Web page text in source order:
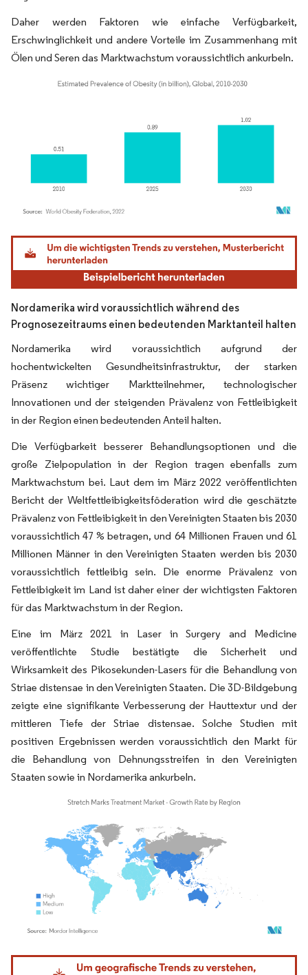
Daher werden Faktoren wie einfache Verfügbarkeit,
Erschwinglichkeit und andere Vorteile im Zusammenhang mit
Ölen und Seren das Marktwachstum voraussichtlich ankurbeln.
Bild © Mordor Intelligence. Wiederverwendung erfordert Namensnennung gemäß
Nordamerika wird voraussichtlich während des
Prognosezeitraums einen bedeutenden Marktanteil halten
Nordamerika wird voraussichtlich aufgrund der
hochentwickelten Gesundheitsinfrastruktur, der starken
Präsenz wichtiger Marktteilnehmer, technologischer
Innovationen und der steigenden Prävalenz von Fettleibigkeit
in der Region einen bedeutenden Anteil halten.
Die Verfügbarkeit besserer Behandlungsoptionen und die
große Zielpopulation in der Region tragen ebenfalls zum
Marktwachstum bei. Laut dem im März 2022 veröffentlichten
Bericht der Weltfettleibigkeitsföderation wird die geschätzte
Prävalenz von Fettleibigkeit in den Vereinigten Staaten bis 2030
voraussichtlich 47 % betragen, und 64 Millionen Frauen und 61
Millionen Männer in den Vereinigten Staaten werden bis 2030
voraussichtlich fettleibig sein. Die enorme Prävalenz von
Fettleibigkeit im Land ist daher einer der wichtigsten Faktoren
für das Marktwachstum in der Region.
Eine im März 2021 in Laser in Surgery and Medicine
veröffentlichte Studie bestätigte die Sicherheit und
Wirksamkeit des Pikosekunden-Lasers für die Behandlung von
Striae distensae in den Vereinigten Staaten. Die 3D-Bildgebung
zeigte eine signifikante Verbesserung der Hauttextur und der
mittleren Tiefe der Striae distensae. Solche Studien mit
positiven Ergebnissen werden voraussichtlich den Markt für
die Behandlung von Dehnungsstreifen in den Vereinigten
Staaten sowie in Nordamerika ankurbeln.
Bild © Mordor Intelligence. Wiederverwendung erfordert Namensnennung gemäß